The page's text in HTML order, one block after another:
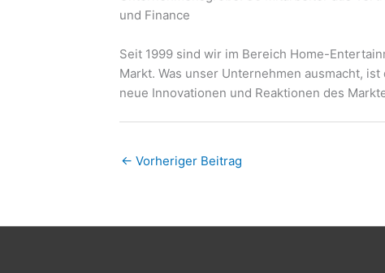
und Finance
Seit 1999 sind wir im Bereich Home-
Markt. Was unser Unternehmen ausmacht,
neue Innovationen und Reaktionen des
← Vorheriger Beitrag